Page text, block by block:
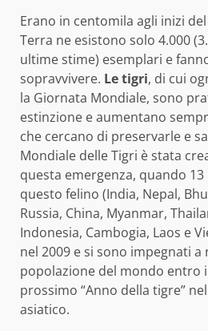
Erano in centomila agli inizi
Terra ne esistono solo 4.000
ultime stime) esemplari e
sopravvivere. Le tigri, di cui
la Giornata Mondiale, sono
estinzione e aumentano
che cercano di preservarle e
Mondiale delle Tigri è stata
questa emergenza, quando
questo felino (India, Nepal,
Russia, China, Myanmar,
Indonesia, Cambogia, Laos e
nel 2009 e si sono impegnati
popolazione del mondo entro
prossimo “Anno della tigre”
asiatico.